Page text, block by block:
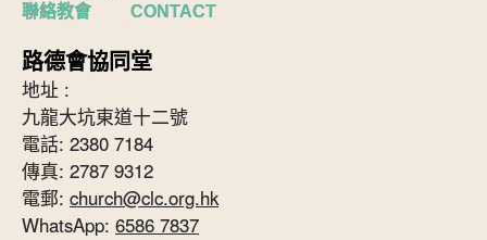
聯絡教會 CONTACT
路德會協同堂
地址 :
九龍大坑東道十二號
電話: 2380 7184
傳真: 2787 9312
電郵: church@clc.org.hk
WhatsApp: 6586 7837